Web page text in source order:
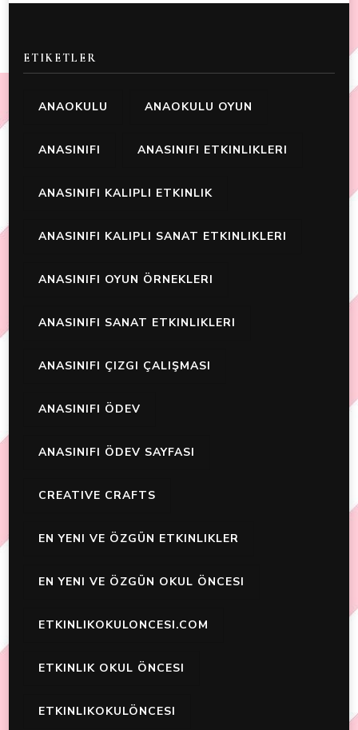
ETIKETLER
ANAOKULU ANAOKULU OYUN
ANASINIFI ANASINIFI ETKINLIKLERI
ANASINIFI KALIPLI ETKINLIK
ANASINIFI KALIPLI SANAT ETKINLIKLERI
ANASINIFI OYUN ÖRNEKLERI
ANASINIFI SANAT ETKINLIKLERI
ANASINIFI ÇIZGI ÇALIŞMASI
ANASINIFI ÖDEV
ANASINIFI ÖDEV SAYFASI
CREATIVE CRAFTS
EN YENI VE ÖZGÜN ETKINLIKLER
EN YENI VE ÖZGÜN OKUL ÖNCESI
ETKINLIKOKULONCESI.COM
ETKINLIK OKUL ÖNCESI
ETKINLIKOKULÖNCESI